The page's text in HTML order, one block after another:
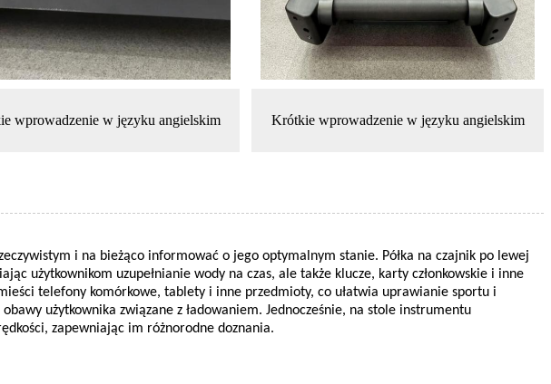
wprowadzenie w języku angielskim Krótkie wprowadzenie w języku angielskim
i na bieżąco informować o jego optymalnym stanie. Półka na czajnik po lewej
użytkownikom uzupełnianie wody na czas, ale także klucze, karty członkowskie i inne
telefony komórkowe, tablety i inne przedmioty, co ułatwia uprawianie sportu i
użytkownika związane z ładowaniem. Jednocześnie, na stole instrumentu
zapewniając im różnorodne doznania.